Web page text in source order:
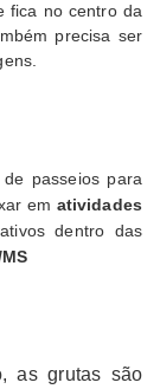
fica no centro da
precisa ser
passeios para
em atividades
dentro das
asgrutas são